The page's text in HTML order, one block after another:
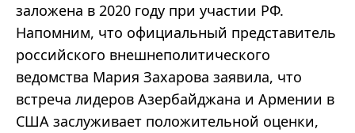
заложена в 2020 году при участии РФ.
Напомним, что официальный представитель
российского внешнеполитического
ведомства Мария Захарова заявила, что
встреча лидеров Азербайджана и Армении в
США заслуживает положительной оценки,